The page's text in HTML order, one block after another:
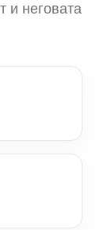
и неговата